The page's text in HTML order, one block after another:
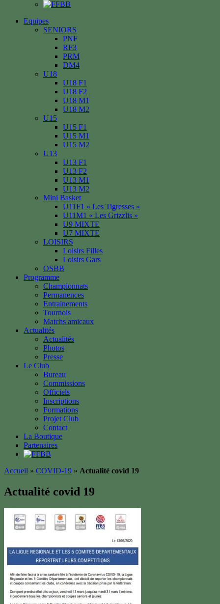
Equipes
SENIORS
PNF
RF3
PRM
DM4
U18
U18 F1
U18 F2
U18 M1
U18 M2
U15
U15 F1
U15 M1
U15 M2
U13
U13 F1
U13 F2
U13 M1
U13 M2
Mini Basket
U11F1 « Les Tigresses »
U11M1 « Les Grizzlis »
U9 MIXTE
U7 MIXTE
LOISIRS
Loisirs Filles
Loisirs Gars
OSBB
Programme
Championnats
Permanences
Entrainements
Tournois
Matchs amicaux
Actualités
Actualités
Photos
Presse
Le Club
Bureau
Commissions
Officiels
Inscriptions
Formations
Projet Club
Contact
La Boutique
Partenaires
Accueil » COVID-19 » Actualité covid 19
Actualité covid 19